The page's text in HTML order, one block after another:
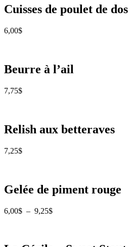
Cuisses de poulet de dos
6,00$
Beurre à l’ail
7,75$
Relish aux betteraves
7,25$
Gelée de piment rouge
6,00$ – 9,25$Plage